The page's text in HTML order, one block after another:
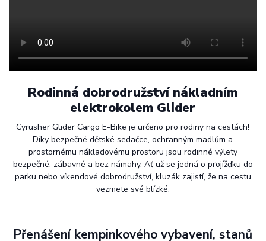
Rodinná dobrodružstvínákladním
elektrokolem Glider
Cyrusher Glider Cargo E-Bike je určeno pro rodiny na cestách!
Díky bezpečné dětské sedačce, ochranným madlům a
prostornému nákladovému prostoru jsou rodinné výlety
bezpečné, zábavné a bez námahy. Ať už se jedná o projížďku do
parku nebo víkendové dobrodružství, kluzák zajistí, že na cestu
vezmete své blízké.
Přenášení kempinkového vybavení, stanů